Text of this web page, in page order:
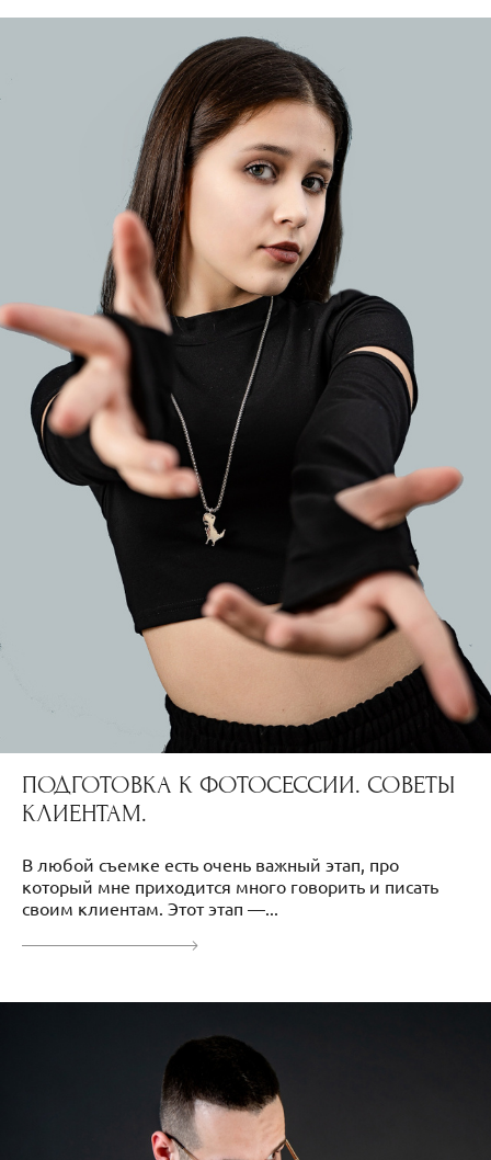
ПОДГОТОВКА К ФОТОСЕССИИ. СОВЕТЫ
КЛИЕНТАМ.
В любой съемке есть очень важный этап, про
который мне приходится много говорить и писать
своим клиентам. Этот этап —...